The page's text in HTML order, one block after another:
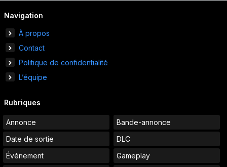
Navigation
À propos
Contact
Politique de confidentialité
L’équipe
Rubriques
Annonce
Bande-annonce
Date de sortie
DLC
Événement
Gameplay